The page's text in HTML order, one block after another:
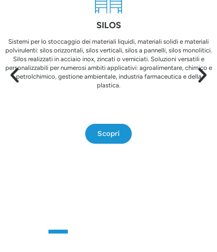
SILOS
Sistemi per lo stoccaggio dei materiali liquidi, materiali solidi e materiali
polvirulenti: silos orizzontali, silos verticali, silos a pannelli, silos monolitici.
Silos realizzati in acciaio inox, zincati o verniciati. Soluzioni versatili e
personalizzabili per numerosi ambiti applicativi: agroalimentare, chimico e
petrolchimico, gestione ambientale, industria farmaceutica e della
plastica.
Scopri